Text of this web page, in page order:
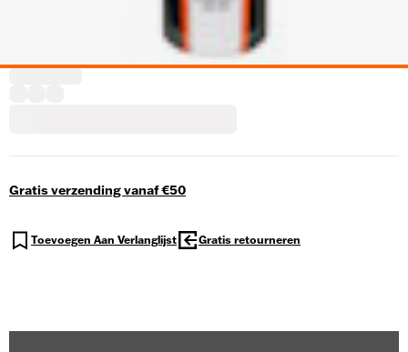
Gratis verzending vanaf €50
Toevoegen Aan Verlanglijst Gratis retourneren